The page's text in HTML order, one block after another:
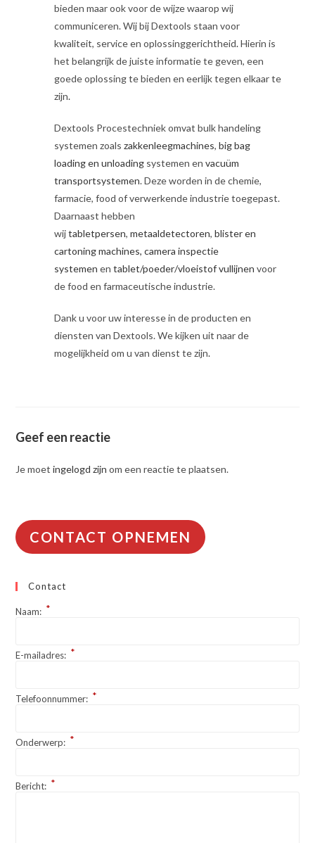
bieden maar ook voor de wijze waarop wij
communiceren. Wij bij Dextools staan voor
kwaliteit, service en oplossinggerichtheid.Hierin is
het belangrijk de juiste informatie te geven, een
goede oplossing te bieden en eerlijk tegen elkaar te
zijn.
Dextools Procestechniek omvat bulk handeling
systemen zoalszakkenleegmachines,big bag
loading en unloading systemen en vacuüm
transportsystemen. Deze worden in de chemie,
farmacie, food of verwerkende industrie toegepast.
Daarnaast hebben
wijtabletpersen,metaaldetectoren,blister en
cartoning machines, camera inspectie
systemen entablet/poeder/vloeistof vullijnen voor
de food en farmaceutische industrie.
Dank u voor uw interesse in de producten en
diensten van Dextools. We kijken uit naar de
mogelijkheid om u van dienst te zijn.
Geef een reactie
Je moetingelogd zijn om een reactie te plaatsen.
CONTACT OPNEMEN
Contact
Naam: *
E-mailadres: *
Telefoonnummer: *
Onderwerp: *
Bericht: *